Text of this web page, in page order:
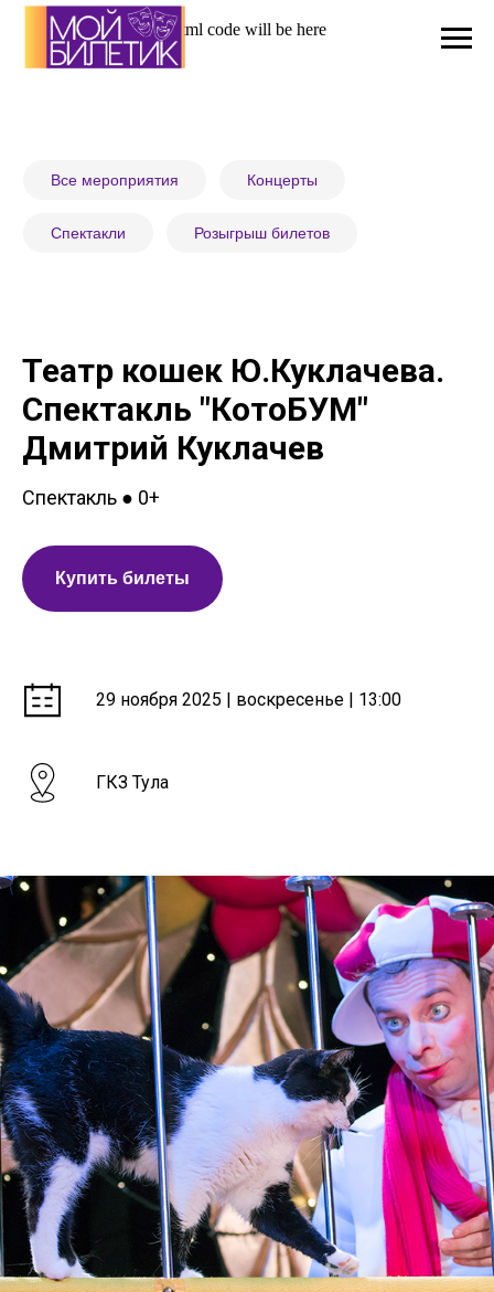
Html code will be here
Все мероприятия Концерты
Спектакли Розыгрыш билетов
Театр кошек Ю.Куклачева.
Спектакль "КотоБУМ"
Дмитрий Куклачев
Спектакль ● 0+
Купить билеты
29 ноября 2025 | воскресенье | 13:00
ГКЗ Тула